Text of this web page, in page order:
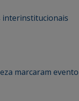
interinstitucionais
marcaram evento